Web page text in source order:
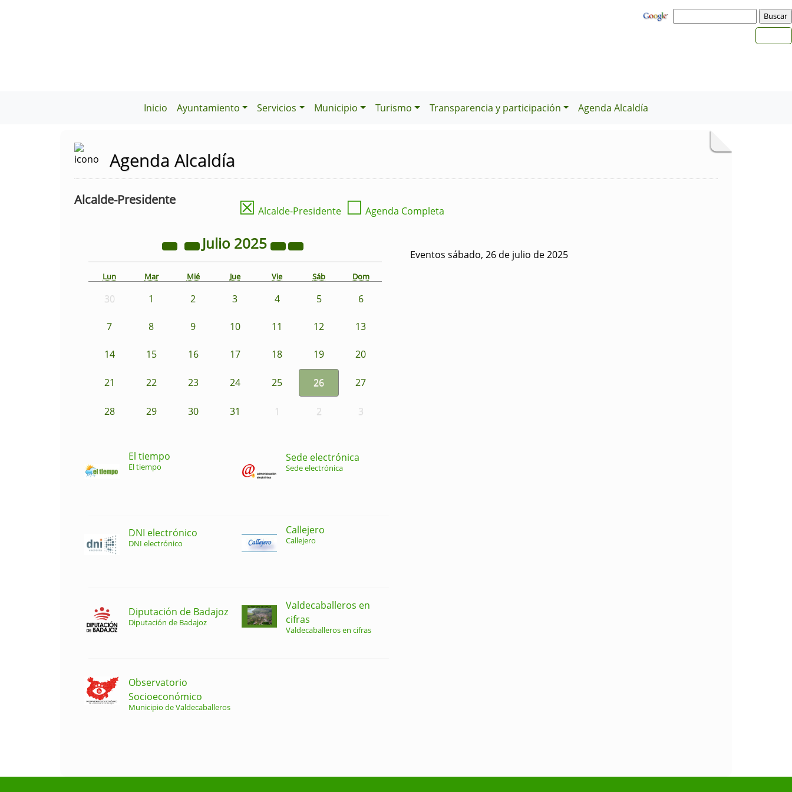
Inicio Ayuntamiento Servicios Municipio Turismo Transparencia y participación Agenda Alcaldía
Agenda Alcaldía
Alcalde-Presidente ☒ Alcalde-Presidente ☐ Agenda Completa
Julio 2025
Lun Mar Mié Jue Vie Sáb Dom
30 1 2 3 4 5 6
7 8 9 10 11 12 13
14 15 16 17 18 19 20
21 22 23 24 25 26 27
28 29 30 31 1 2 3
Eventos sábado, 26 de julio de 2025
El tiempo
El tiempo
Sede electrónica
Sede electrónica
DNI electrónico
DNI electrónico
Callejero
Callejero
Diputación de Badajoz
Diputación de Badajoz
Valdecaballeros en
cifras
Valdecaballeros en cifras
Observatorio
Socioeconómico
Municipio de Valdecaballeros